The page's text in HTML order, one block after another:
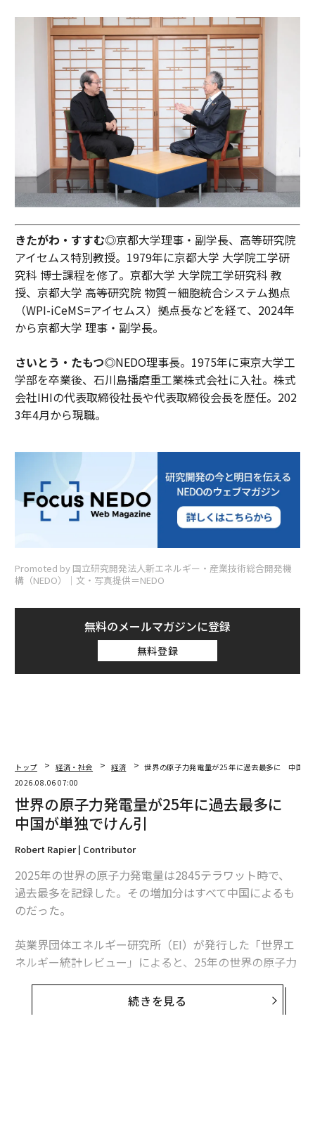
きたがわ・すすむ◎京都大学理事・副学長、高等研究院
アイセムス特別教授。1979年に京都大学 大学院工学研
究科 博士課程を修了。京都大学 大学院工学研究科 教
授、京都大学 高等研究院 物質－細胞統合システム拠点
（WPI-iCeMS=アイセムス）拠点長などを経て、2024年
から京都大学 理事・副学長。
さいとう・たもつ◎NEDO理事長。1975年に東京大学工
学部を卒業後、石川島播磨重工業株式会社に入社。株式
会社IHIの代表取締役社長や代表取締役会長を歴任。202
3年4月から現職。
Promoted by 国立研究開発法人新エネルギー・産業技術総合開発機
構（NEDO）│文・写真提供＝NEDO
無料のメールマガジンに登録
無料登録
トップ 経済・社会 経済
世界の原子力発電量が25年に過去最多に 中国が
2026.08.06 07:00
世界の原子力発電量が25年に過去最多に
中国が単独でけん引
Robert Rapier | Contributor
2025年の世界の原子力発電量は2845テラワット時で、
過去最多を記録した。その増加分はすべて中国によるも
のだった。
英業界団体エネルギー研究所（EI）が発行した「世界エ
ネルギー統計レビュー」によると、25年の世界の原子力
の増加分は34テラワット時を超えたため、同国を除け
ば、世界の原子力発電量は減少したことになる。
続きを見る